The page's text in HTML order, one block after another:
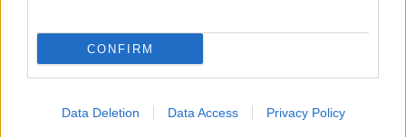
CONFIRM
Data Deletion Data Access Privacy Policy
¿Aún no juegas a Comunio? Regístrate, ¡gratis!